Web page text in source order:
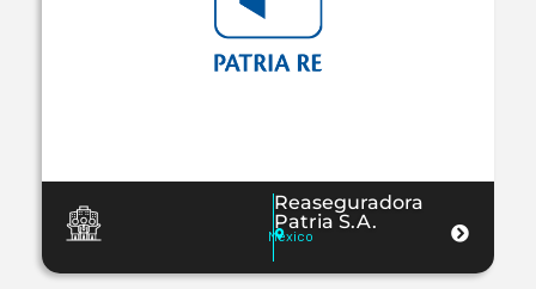
Reaseguradora
Patria S.A.
México